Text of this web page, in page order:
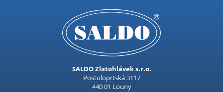
BYTOVÉ DOPLŇKY
TEPLOMĚRY, MINUTNÍKY
VÁNOČNÍ ZBOŽÍ
NÁKUPNÍ TAŠKY
SALDO Zlatohlávek s.r.o.
Postoloprtská 3117
440 01 Louny